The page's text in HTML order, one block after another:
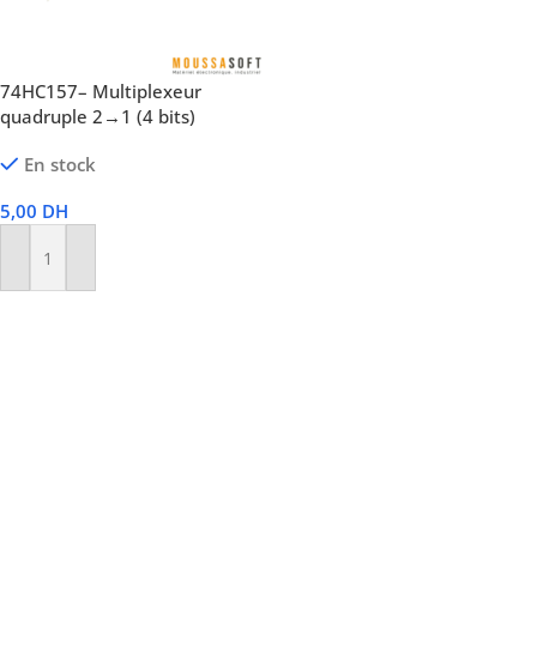
74HC157– Multiplexeur
quadruple 2→1 (4 bits)
En stock
5,00 DH
Ajouter Au Panier